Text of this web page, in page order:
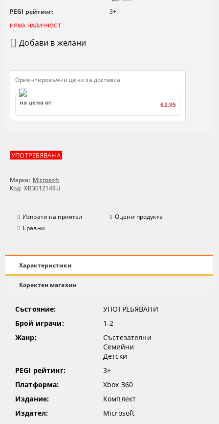
УПОТРЕБЯВАНА
Марка: Microsoft
Код: XB3012149U
Изпрати на приятел
Оцени продукта
Сравни
PEGI рейтинг:
3+
НЯМА НАЛИЧНОСТ
Добави в желани
Ориентировъчни цени за доставка
на цена от €2.95
Характеристики
Коректен магазин
Състояние:
УПОТРЕБЯВАНИ
Брой играчи:
1-2
Жанр:
Състезателни
Семейни
Детски
PEGI рейтинг:
3+
Платформа:
Xbox 360
Издание:
Комплект
Издател:
Microsoft